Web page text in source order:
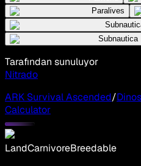
Paralives
Subnautica
Tarafından sunuluyor
Nitrado
ARK Survival Ascended/
Calculator
LandCarnivoreBreedable